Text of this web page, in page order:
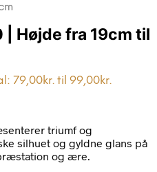
| Højde fra 19cm til
79,00kr. til 99,00kr.
triumf og
silhuet og gyldne glans på
og ære.